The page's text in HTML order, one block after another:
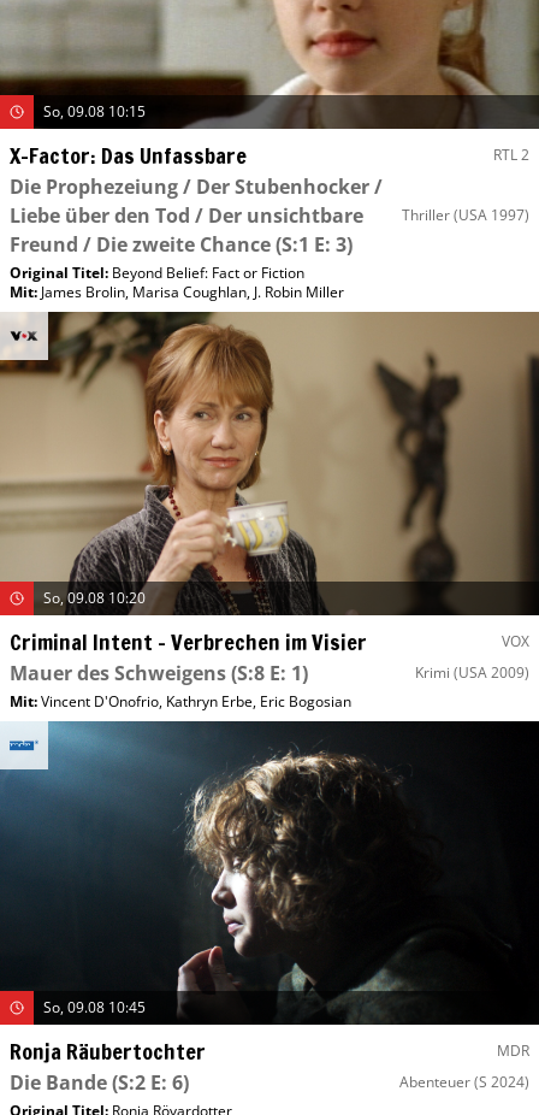
So, 09.08 10:15
X-Factor: Das Unfassbare RTL 2
Die Prophezeiung / Der Stubenhocker /
Liebe über den Tod / Der unsichtbare
Freund / Die zweite Chance(S:1 E: 3)
Thriller(USA 1997)
Original Titel: Beyond Belief: Fact or Fiction
Mit: James Brolin, Marisa Coughlan, J. Robin Miller
So, 09.08 10:20
Criminal Intent – Verbrechen im Visier VOX
Mauer des Schweigens(S:8 E: 1) Krimi (USA 2009)
Mit:Vincent D'Onofrio, Kathryn Erbe, Eric Bogosian
So, 09.08 10:45
Ronja Räubertochter MDR
Die Bande(S:2 E: 6) Abenteuer(S 2024)
Original Titel: Ronja Rövardotter